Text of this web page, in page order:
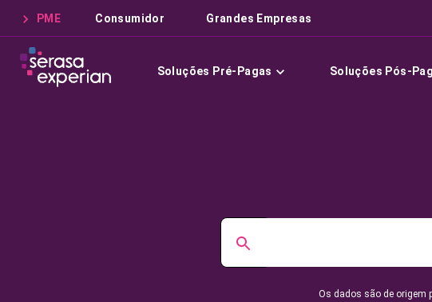
PME Consumidor Grandes Empresas
Soluções Pré-Pagas Soluções Pós-
Os dados são de origem